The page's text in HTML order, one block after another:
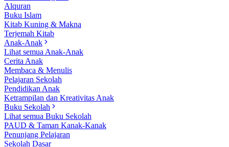
Alquran
Buku Islam
Kitab Kuning & Makna
Terjemah Kitab
Anak-Anak
Lihat semua Anak-Anak
Cerita Anak
Membaca & Menulis
Pelajaran Sekolah
Pendidikan Anak
Ketrampilan dan Kreativitas Anak
Buku Sekolah
Lihat semua Buku Sekolah
PAUD & Taman Kanak-Kanak
Penunjang Pelajaran
Sekolah Dasar